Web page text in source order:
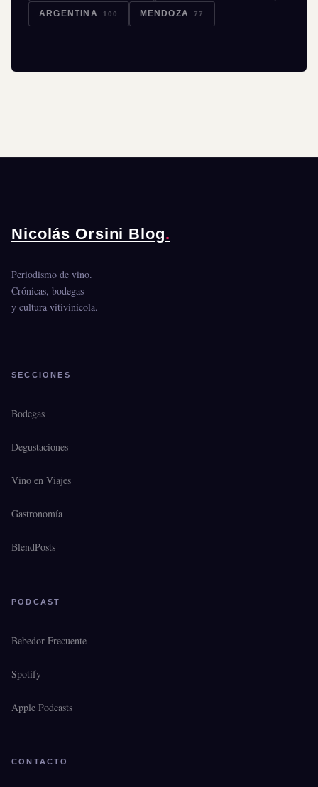
ARGENTINA 100 MENDOZA 77
Nicolás Orsini Blog.
Periodismo de vino.
Crónicas, bodegas
y cultura vitivinícola.
SECCIONES
Bodegas
Degustaciones
Vino en Viajes
Gastronomía
BlendPosts
PODCAST
Bebedor Frecuente
Spotify
Apple Podcasts
CONTACTO